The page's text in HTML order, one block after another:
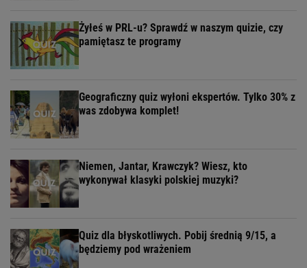
Żyłeś w PRL-u? Sprawdź w naszym quizie, czy
pamiętasz te programy
Geograficzny quiz wyłoni ekspertów. Tylko 30% z
was zdobywa komplet!
Niemen, Jantar, Krawczyk? Wiesz, kto
wykonywał klasyki polskiej muzyki?
Quiz dla błyskotliwych. Pobij średnią 9/15, a
będziemy pod wrażeniem